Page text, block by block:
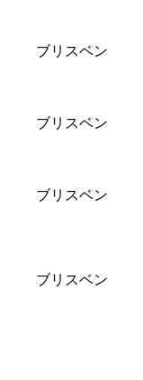
ブリスベン
ブリスベン
ブリスベン
ブリスベン